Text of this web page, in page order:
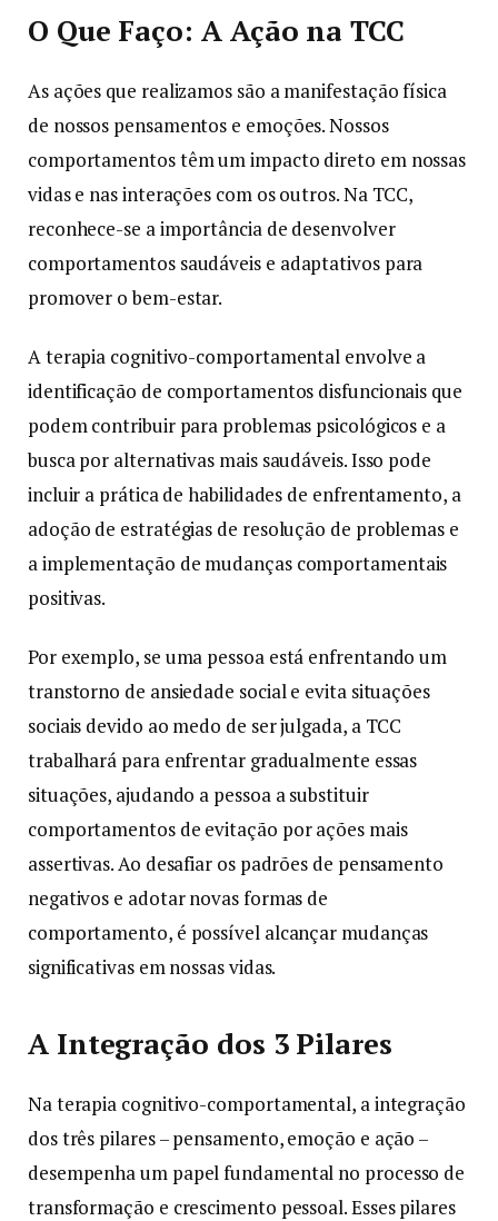
O Que Faço: A Ação na TCC
As ações que realizamos são a manifestação física
de nossos pensamentos e emoções. Nossos
comportamentos têm um impacto direto em nossas
vidas e nas interações com os outros. Na TCC,
reconhece-se a importância de desenvolver
comportamentos saudáveis e adaptativos para
promover o bem-estar.
A terapia cognitivo-comportamental envolve a
identificação de comportamentos disfuncionais que
podem contribuir para problemas psicológicos e a
busca por alternativas mais saudáveis. Isso pode
incluir a prática de habilidades de enfrentamento, a
adoção de estratégias de resolução de problemas e
a implementação de mudanças comportamentais
positivas.
Por exemplo, se uma pessoa está enfrentando um
transtorno de ansiedade social e evita situações
sociais devido ao medo de ser julgada, a TCC
trabalhará para enfrentar gradualmente essas
situações, ajudando a pessoa a substituir
comportamentos de evitação por ações mais
assertivas. Ao desafiar os padrões de pensamento
negativos e adotar novas formas de
comportamento, é possível alcançar mudanças
significativas em nossas vidas.
A Integração dos 3 Pilares
Na terapia cognitivo-comportamental, a integração
dos três pilares – pensamento, emoção e ação –
desempenha um papel fundamental no processo de
transformação e crescimento pessoal. Esses pilares